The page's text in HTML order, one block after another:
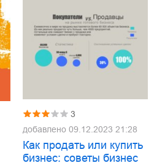
3
добавлено 09.12.2023 21:28
Как продать или купить
бизнес: советы бизнес